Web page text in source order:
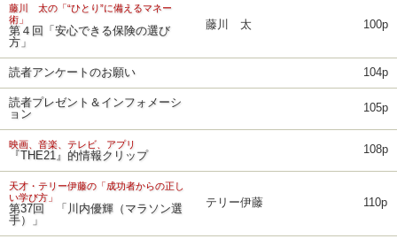
藤川 太の「“ひとり”に備えるマネー
術」
第４回「安心できる保険の選び
方」
藤川 太 100p
読者アンケートのお願い 104p
読者プレゼント＆インフォメーシ
ョン
105p
映画、音楽、テレビ、アプリ
『THE21』的情報クリップ 108p
天才・テリー伊藤の「成功者からの正し
い学び方」
第37回 「川内優輝（マラソン選
手）」
テリー伊藤 110p